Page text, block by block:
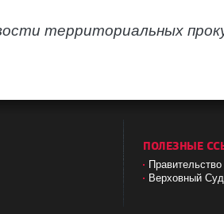
территориальных
ПОЛЕЗНЫЕ
Верховный